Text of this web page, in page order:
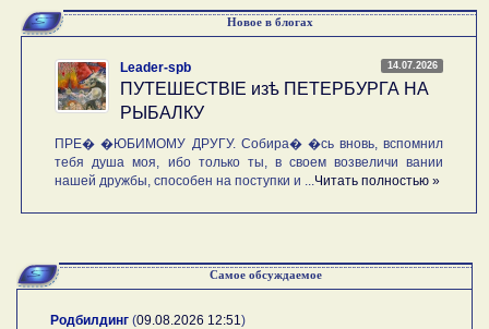
Новое в блогах
14.07.2026
Leader-spb
ПУТЕШЕСТВIE изѣ ПЕТЕРБУРГА НА
РЫБАЛКУ
ПРЕ� �ЮБИМОМУ ДРУГУ. Собира� �сь вновь, вспомнил
тебя душа моя, ибо только ты, в своем возвеличи вании
нашей дружбы, способен на поступки и ... Читать полностью »
Самое обсуждаемое
Родбилдинг (09.08.2026 12:51 )